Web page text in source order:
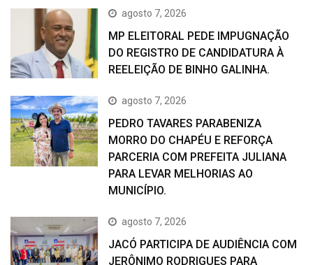
agosto 7, 2026
MP ELEITORAL PEDE IMPUGNAÇÃO
DO REGISTRO DE CANDIDATURA À
REELEIÇÃO DE BINHO GALINHA.
agosto 7, 2026
PEDRO TAVARES PARABENIZA
MORRO DO CHAPÉU E REFORÇA
PARCERIA COM PREFEITA JULIANA
PARA LEVAR MELHORIAS AO
MUNICÍPIO.
agosto 7, 2026
JACÓ PARTICIPA DE AUDIÊNCIA COM
JERÔNIMO RODRIGUES PARA